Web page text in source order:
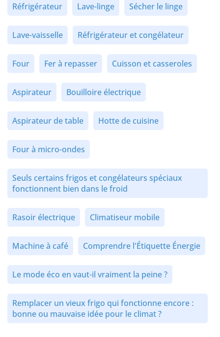
Réfrigérateur Lave-linge Sécher le linge
Lave-vaisselle Réfrigérateur et congélateur
Four Fer à repasser Cuisson et casseroles
Aspirateur Bouilloire électrique
Aspirateur de table Hotte de cuisine
Four à micro-ondes
Seuls certains frigos et congélateurs spéciaux
fonctionnent bien dans le froid
Rasoir électrique Climatiseur mobile
Machine à café Comprendre l'Étiquette Énergie
Le mode éco en vaut-il vraiment la peine ?
Remplacer un vieux frigo qui fonctionne encore :
bonne ou mauvaise idée pour le climat ?